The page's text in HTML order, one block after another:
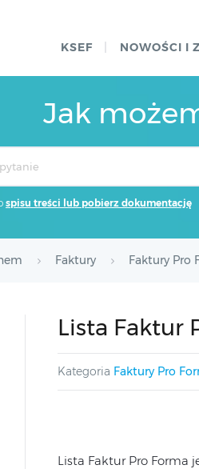
KSEF NOWOŚCI I
Jak
spisu treści lub pobierz dokumentację
Faktury Faktury Pro
Lista Faktur
Kategoria Faktury Pro
Lista Faktur Pro Forma